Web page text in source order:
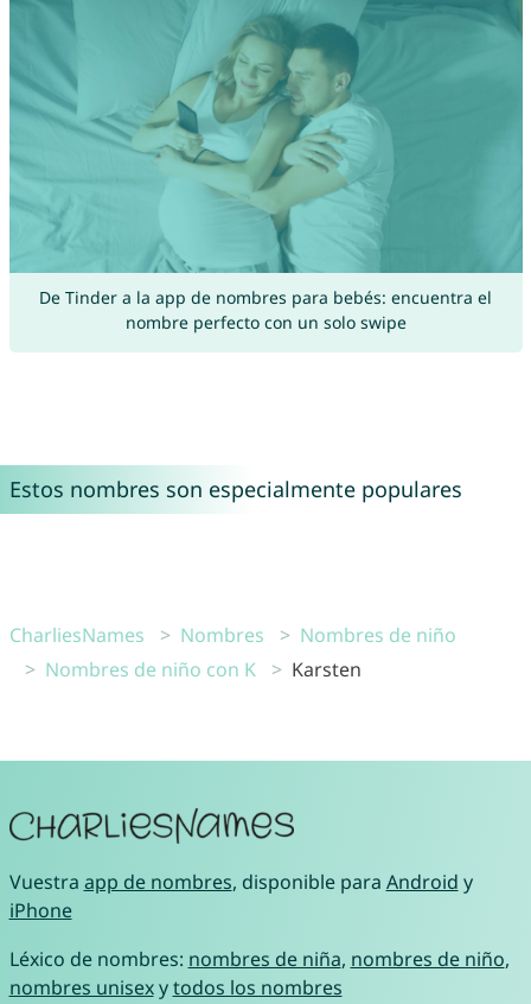
De Tinder a la app de nombres para bebés: encuentra el
nombre perfecto con un solo swipe
Estos nombres son especialmente populares
CharliesNames Nombres
Nombres de niño
Nombres de niño con K
Karsten
Vuestra app de nombres, disponible para Android y
iPhone
Léxico de nombres: nombres de niña, nombres de niño,
nombres unisexytodos los nombres